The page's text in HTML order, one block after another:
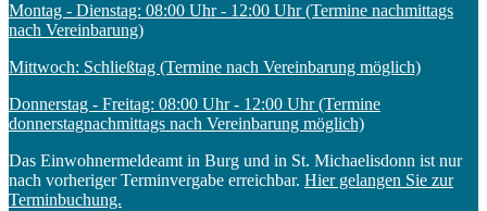
Montag - Dienstag: 08:00 Uhr - 12:00 Uhr (Termine nachmittags
nach Vereinbarung)
Mittwoch: Schließtag (Termine nach Vereinbarung möglich)
Donnerstag - Freitag: 08:00 Uhr - 12:00 Uhr (Termine
donnerstagnachmittags nach Vereinbarung möglich)
Das Einwohnermeldeamt in Burg und in St. Michaelisdonn ist nur
nach vorheriger Terminvergabe erreichbar. Hier gelangen Sie zur
Terminbuchung.